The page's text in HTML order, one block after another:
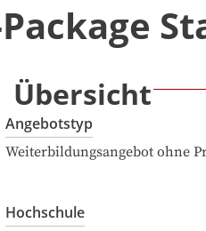
Übersicht
Angebotstyp
Weiterbildungsangebot ohne
Hochschule